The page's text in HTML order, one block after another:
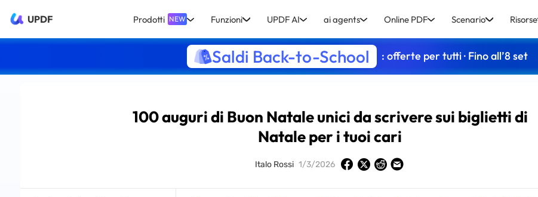
UPDF Prodotti NEW Funzioni UPDF AI ai agents Online PDF Scenario Risorse
Saldi Back-to-School : offerte per tutti · Fino all’8 set
100 auguri di Buon Natale unici da scrivere sui biglietti di
Natale per i tuoi cari
Italo Rossi 1/3/2026